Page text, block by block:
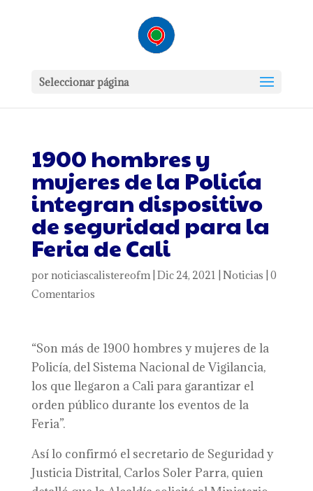
Seleccionar página
1900 hombres y
mujeres de la Policía
integran dispositivo
de seguridad para la
Feria de Cali
por noticiascalistereofm| Dic 24, 2021 Noticias 0
Comentarios
“Son más de 1900 hombres y mujeres de la
Policía, del Sistema Nacional de Vigilancia,
los que llegaron a Cali para garantizar el
orden público durante los eventos de la
Feria”.
Así lo confirmó el secretario de Seguridad y
Justicia Distrital, Carlos Soler Parra, quien